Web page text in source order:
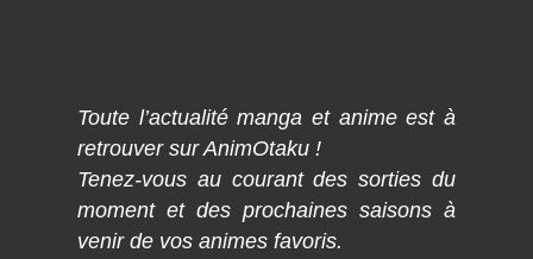
Toute l’actualité manga et anime est à
retrouver sur AnimOtaku !
Tenez-vous au courant des sorties du
moment et des prochaines saisons à
venir de vos animes favoris.